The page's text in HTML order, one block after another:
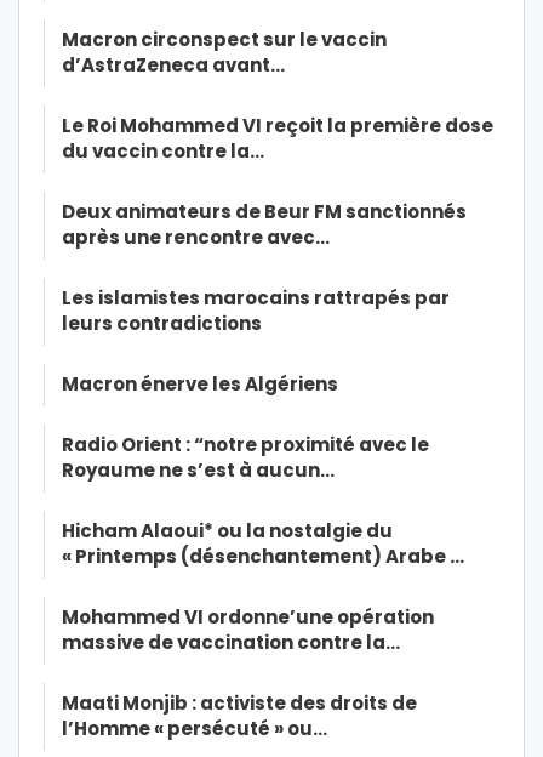
Macron circonspect sur le vaccin
d’AstraZeneca avant…
Le Roi Mohammed VI reçoit la première dose
du vaccin contre la…
Deux animateurs de Beur FM sanctionnés
après une rencontre avec…
Les islamistes marocains rattrapés par
leurs contradictions
Macron énerve les Algériens
Radio Orient : “notre proximité avec le
Royaume ne s’est à aucun…
Hicham Alaoui* ou la nostalgie du
« Printemps (désenchantement) Arabe …
Mohammed VI ordonne’une opération
massive de vaccination contre la…
Maati Monjib : activiste des droits de
l’Homme « persécuté » ou…